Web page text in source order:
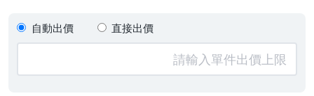
自動出價 直接出價